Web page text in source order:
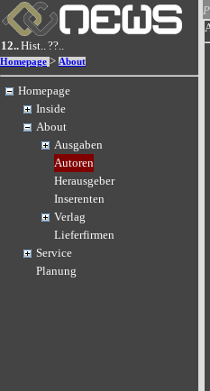
12..Hist..??..
Homepage > About
Homepage
Inside
About
Ausgaben
Autoren
Herausgeber
Inserenten
Verlag
Lieferfirmen
Service
Planung